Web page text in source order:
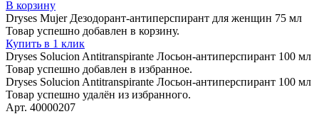
В корзину
Dryses Mujer Дезодорант-антиперспирант для женщин 75 мл
Товар успешно добавлен в корзину.
Купить в 1 клик
Dryses Solucion Antitranspirante Лосьон-антиперспирант 100 мл
Товар успешно добавлен в избранное.
Dryses Solucion Antitranspirante Лосьон-антиперспирант 100 мл
Товар успешно удалён из избранного.
Арт. 40000207